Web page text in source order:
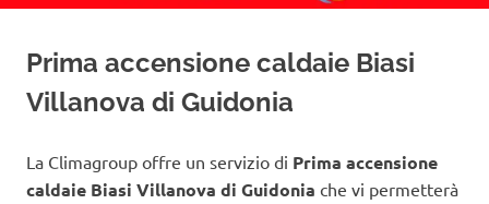
Roma
Prima accensione caldaie Biasi
Villanova di Guidonia
La Climagroup offre un servizio di Prima accensione
caldaie Biasi Villanova di Guidonia che vi permetterà